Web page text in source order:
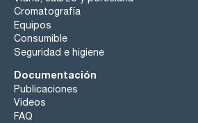
Cromatografía
Equipos
Consumible
Seguridad e higiene
Documentación
Publicaciones
Videos
FAQ